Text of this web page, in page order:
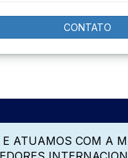
CONTATO
ATUAMOS COM A